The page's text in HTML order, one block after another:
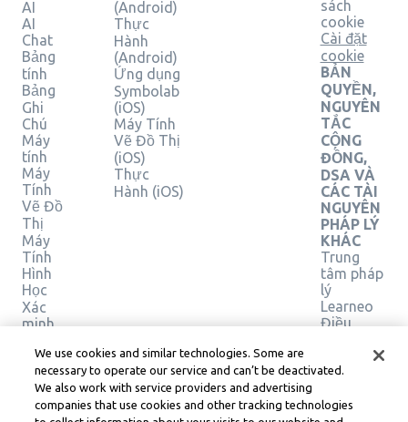
AI
AI
Chat
Bảng
tính
Bảng
Ghi
Chú
Máy
tính
Máy
Tính
Vẽ Đồ
Thị
Máy
Tính
Hình
Học
Xác
minh
pháp
(Android)
Thực
Hành
(Android)
Ứng dụng
Symbolab
(iOS)
Máy Tính
Vẽ Đồ Thị
(iOS)
Thực
Hành (iOS)
sách
cookie
Cài đặt
cookie
BẢN
QUYỀN,
NGUYÊN
TẮC
CỘNG
ĐỒNG,
DSA VÀ
CÁC TÀI
NGUYÊN
PHÁP LÝ
KHÁC
Trung
tâm pháp
lý
Learneo
Điều
của
We use cookies and similar technologies. Some are
necessary to operate our service and can’t be deactivated.
We also work with service providers and advertising
companies that use cookies and other tracking technologies